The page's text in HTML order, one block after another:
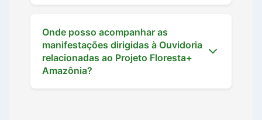
Onde posso acompanhar as
manifestações dirigidas à Ouvidoria
relacionadas ao Projeto Floresta+
Amazônia?